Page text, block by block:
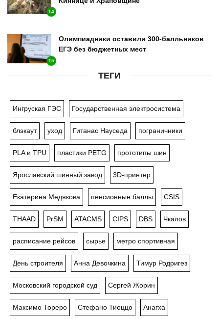
14
15
Олимпиадники оставили 300-балльников
ЕГЭ без бюджетных мест
ТЕГИ
Ингруская ГЭС Государственная электросистема
блэкаут уход Гитанас Науседа пограничники
PLA и TPU пластики PETG прототипы шин
Ярославский шинный завод 3D-принтер
Екатерина Медякова пенсионные баллы CSIS
THAAD PrSM ATACMS CIPS DBS Чкалов
расписание рейсов сырье метро спортивная
День строителя Анна Девочкина Тимур Родригез
Московский городской суд Сергей Жорин
Максимо Тореро Стефано Тиоццо Анагха